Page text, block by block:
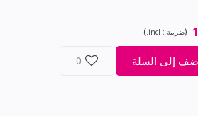
(ضريبة : incl.
)
إلى السلة 0